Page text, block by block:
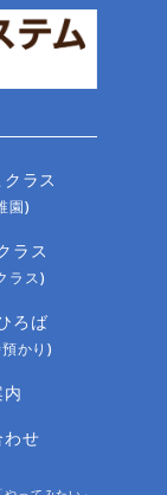
ラス
園)
ラス
ラス)
ろば
かり)
わせ